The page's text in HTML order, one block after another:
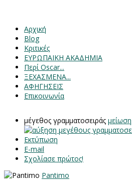
Αρχική
Blog
Κριτικές
ΕΥΡΩΠΑΙΚΗ ΑΚΑΔΗΜΙΑ
Περί Oscar...
ΞΕΧΑΣΜΕΝΑ...
ΑΦΗΓΗΣΕΙΣ
Επικοινωνία
μέγεθος γραμματοσειράς
Εκτύπωση
E-mail
Σχολίασε πρώτος!
Pantimo